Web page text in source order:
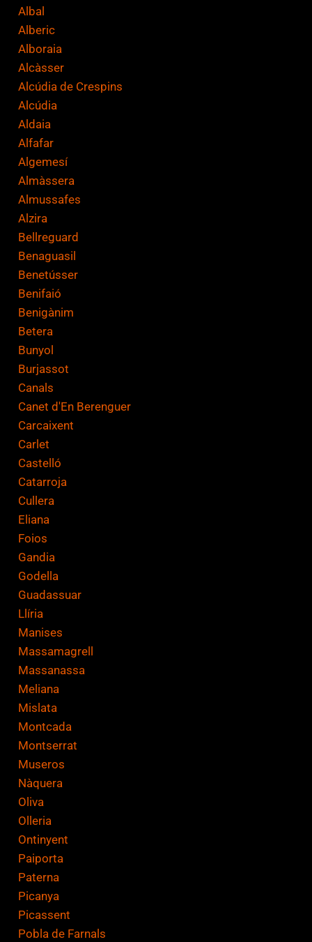
Albal
Alberic
Alboraia
Alcàsser
Alcúdia de Crespins
Alcúdia
Aldaia
Alfafar
Algemesí
Almàssera
Almussafes
Alzira
Bellreguard
Benaguasil
Benetússer
Benifaió
Benigànim
Betera
Bunyol
Burjassot
Canals
Canet d'En Berenguer
Carcaixent
Carlet
Castelló
Catarroja
Cullera
Eliana
Foios
Gandia
Godella
Guadassuar
Llíria
Manises
Massamagrell
Massanassa
Meliana
Mislata
Montcada
Montserrat
Museros
Nàquera
Oliva
Olleria
Ontinyent
Paiporta
Paterna
Picanya
Picassent
Pobla de Farnals